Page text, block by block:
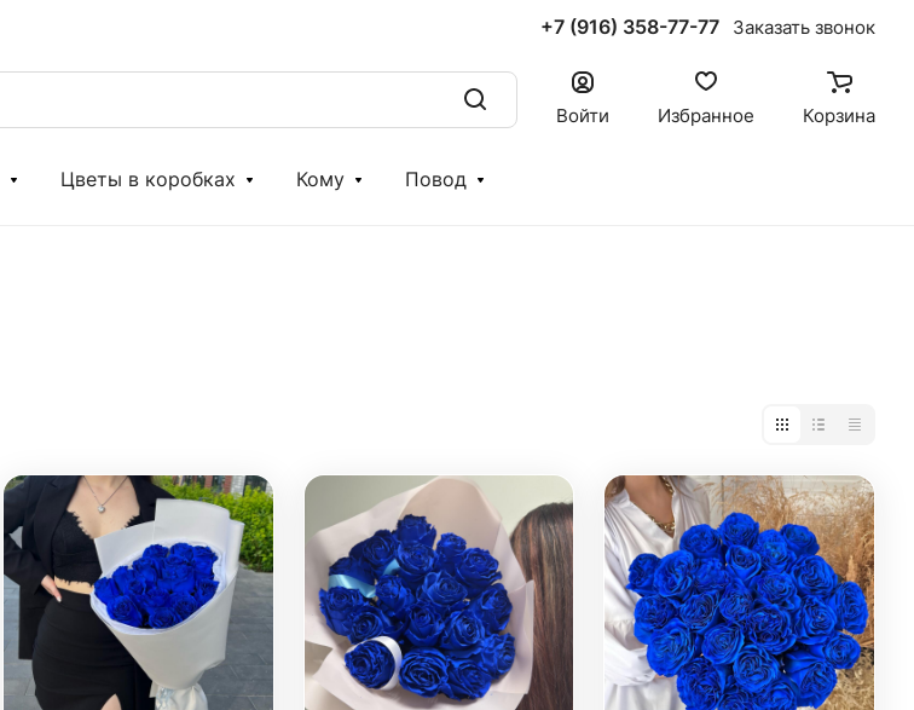
+7 (916) 358-77-77 Заказать звонок
Войти Избранное Корзина
Цветы в коробках Кому Повод